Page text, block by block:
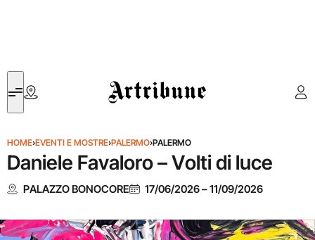
Artribune
HOME›EVENTI E MOSTRE›PALERMO›PALERMO
Daniele Favaloro – Volti di luce
PALAZZO BONOCORE 17/06/2026–11/09/2026